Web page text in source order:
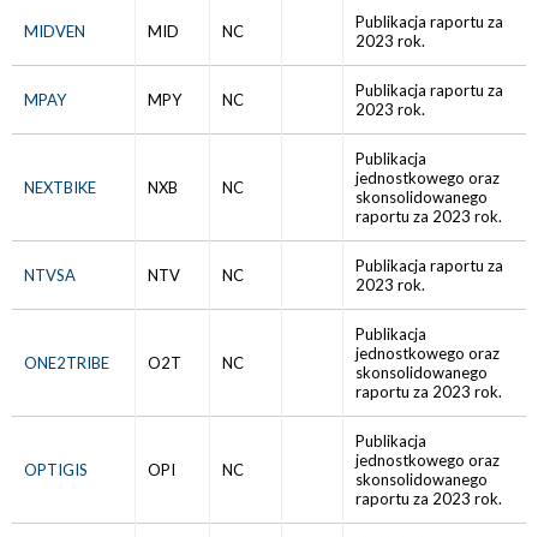
MIDVEN MID NC
Publikacja raportu za
2023 rok.
MPAY MPY NC
Publikacja raportu za
2023 rok.
NEXTBIKE NXB NC
Publikacja
jednostkowego oraz
skonsolidowanego
raportu za 2023 rok.
NTVSA NTV NC
Publikacja raportu za
2023 rok.
ONE2TRIBE O2T NC
Publikacja
jednostkowego oraz
skonsolidowanego
raportu za 2023 rok.
OPTIGIS OPI NC
Publikacja
jednostkowego oraz
skonsolidowanego
raportu za 2023 rok.